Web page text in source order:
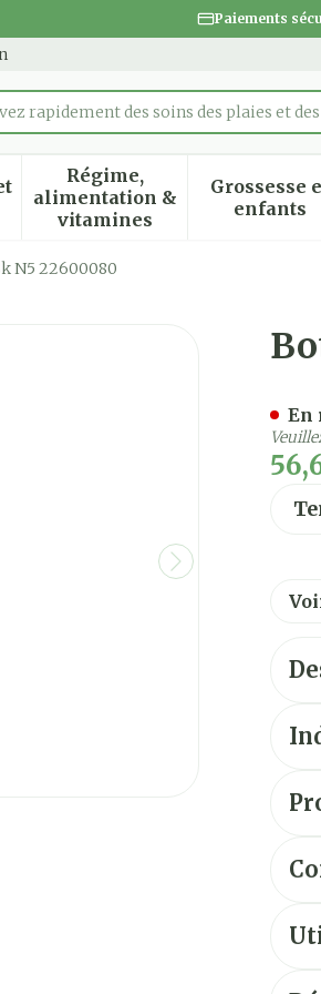
Paiements
rapidement des soins des plaies et des
le sous-menu pour la catégorie
Régime,
alimentation &
vitamines
Afficher le sous-menu
Grossesse
enfants
N5 22600080
940 Sk N5
En